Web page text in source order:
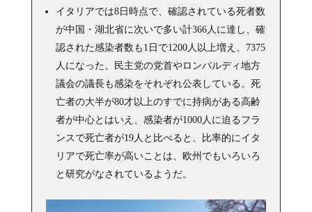
イタリアでは8日時点で、確認されている死者数
が中国・湖北省に次いで多い計366人に達し、確
認された感染者数も1日で1200人以上増え、7375
人になった。民主党の党首やロンバルディ地方
議会の議長も感染をそれぞれ公表している。死
亡者の大半が80才以上のすでに持病がある高齢
者が中心とはいえ、感染者が1000人に迫るフラ
ンスで死亡者が19人と比べると、比率的にイタ
リアで死亡率が高いことは、欧州でもいろいろ
と研究がなされているようだ。